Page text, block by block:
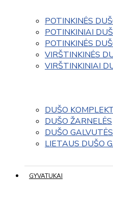
POTINKINĖS
POTINKINIAI
POTINKINĖS
VIRŠTINKINĖS
VIRŠTINKINIAI
DUŠO
DUŠO ŽARNELĖS
DUŠO GALVUTĖS
LIETAUS DUŠO
GYVATUKAI